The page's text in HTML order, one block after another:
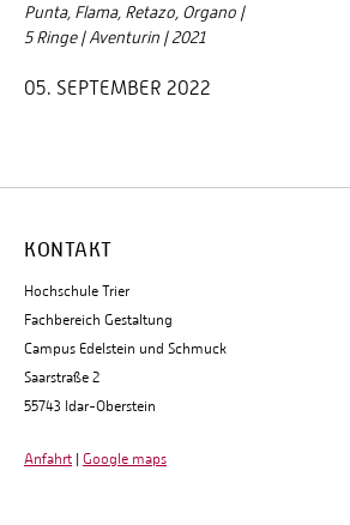
Punta, Flama, Retazo, Organo |
5 Ringe | Aventurin | 2021
05. SEPTEMBER 2022
KONTAKT
Hochschule Trier
Fachbereich Gestaltung
Campus Edelstein und Schmuck
Saarstraße 2
55743 Idar-Oberstein
Anfahrt | Google maps